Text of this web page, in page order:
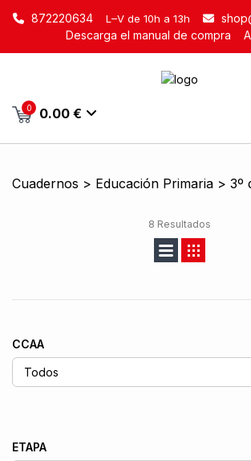
872220634 L–V de 10h a 13h
Descarga el manual de compra
0 0.00 €
Cuadernos > Educación Primaria > 3º
8 Resultados
CCAA
ETAPA